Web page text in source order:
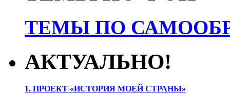
ТЕМЫ ПО
АКТУАЛЬНО!
1. ПРОЕКТ «ИСТОРИЯ МОЕЙ СТРАНЫ»